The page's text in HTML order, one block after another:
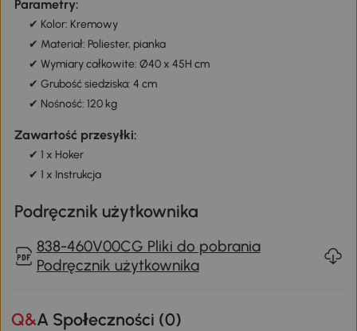
Parametry:
✔ Kolor: Kremowy
✔ Materiał: Poliester, pianka
✔ Wymiary całkowite: Ø40 x 45H cm
✔ Grubość siedziska: 4 cm
✔ Nośność: 120 kg
Zawartość przesyłki:
✔ 1 x Hoker
✔ 1 x Instrukcja
Podręcznik użytkownika
838-460V00CG Pliki do pobrania
Podręcznik użytkownika
Q&A Społeczności (0)